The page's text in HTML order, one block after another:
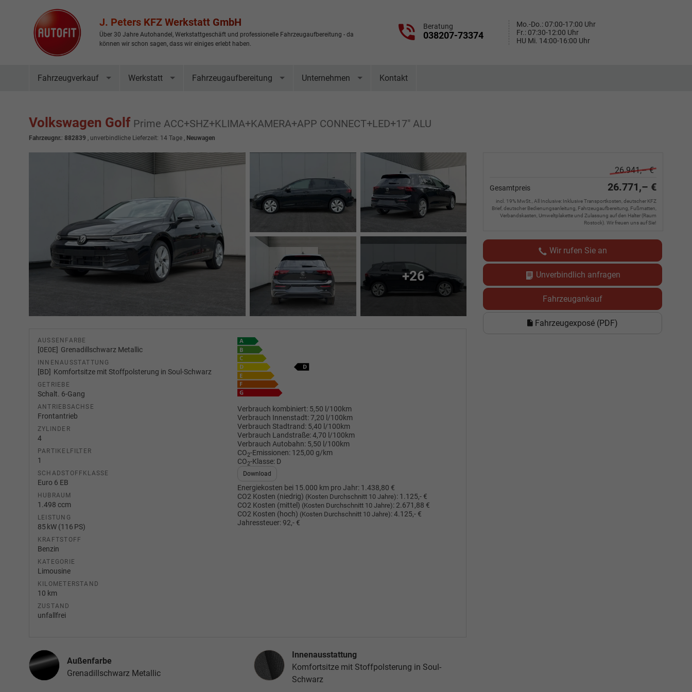
J. Peters KFZ Werkstatt GmbH
Über 30 Jahre Autohandel, Werkstattgeschäft und professionelle Fahrzeugaufbereitung - da
können wir schon sagen, dass wir einiges erlebt haben.
Beratung
038207-73374
Mo.-Do.: 07:00-17:00 Uhr
Fr.: 07:30-12:00 Uhr
HU Mi. 14:00-16:00 Uhr
Fahrzeugverkauf Werkstatt Fahrzeugaufbereitung Unternehmen Kontakt
Volkswagen Golf Prime ACC+SHZ+KLIMA+KAMERA+APP CONNECT+LED+17" ALU
Fahrzeugnr.: 882839 , unverbindliche Lieferzeit: 14 Tage , Neuwagen
26.941,– €
Gesamtpreis 26.771,– €
incl. 19% MwSt., All Inclusive: Inklusive Transportkosten, deutscher KFZ
Brief, deutscher Bedienungsanleitung, Fahrzeugaufbereitung, Fußmatten,
Verbandskasten, Umweltplakette und Zulassung auf den Halter (Raum
Rostock). Wir freuen uns auf Sie!
Wir rufen Sie an
Unverbindlich anfragen
Fahrzeugankauf
Fahrzeugexposé (PDF)
+26
AUSSENFARBE
0E0E Grenadillschwarz Metallic
INNENAUSSTATTUNG
BD Komfortsitze mit Stoffpolsterung in Soul-Schwarz
GETRIEBE
Schalt. 6-Gang
ANTRIEBSACHSE
Frontantrieb
ZYLINDER
4
PARTIKELFILTER
1
SCHADSTOFFKLASSE
Euro 6 EB
HUBRAUM
1.498 ccm
LEISTUNG
85 kW (116 PS)
KRAFTSTOFF
Benzin
KATEGORIE
Limousine
KILOMETERSTAND
10 km
ZUSTAND
unfallfrei
Verbrauch kombiniert: 5,50 l/100km
Verbrauch Innenstadt:7,20 l/100km
Verbrauch Stadtrand: 5,40 l/100km
Verbrauch Landstraße:4,70 l/100km
Verbrauch Autobahn: 5,50 l/100km
CO2-Emissionen: 125,00 g/km
CO2-Klasse: D
Download
Energiekosten bei 15.000 km pro Jahr: 1.438,80 €
CO2 Kosten (niedrig) (Kosten Durchschnitt 10 Jahre): 1.125,- €
CO2 Kosten (mittel) (Kosten Durchschnitt 10 Jahre): 2.671,88 €
CO2 Kosten (hoch) (Kosten Durchschnitt 10 Jahre):4.125,- €
Jahressteuer: 92,- €
Außenfarbe
Grenadillschwarz Metallic
InnenausstattungInnenausstattung
Komfortsitze mit Stoffpolsterung in Soul-
Schwarz